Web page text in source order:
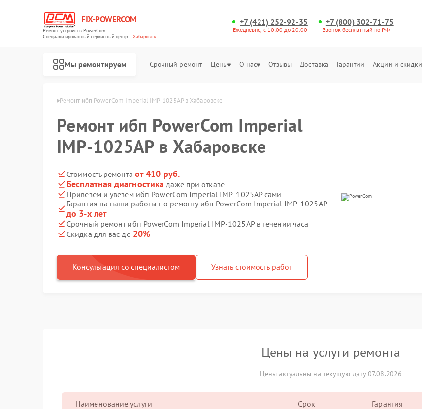
FIX-POWERCOM
Ремонт устройств PowerCom
Специализированный cервисный центр г.Хабаровск
+7 (421) 252-92-35
Ежедневно, с 10:00 до 20:00
+7 (800) 302-71-75
Звонок бесплатный по РФ
Мы ремонтируем Срочный ремонт Цены О нас Отзывы Доставка Гарантии Акции и скидки
Ремонт ибп PowerCom Imperial IMP-1025AP в Хабаровске
Ремонт ибп PowerCom Imperial
IMP-1025AP в Хабаровске
Стоимость ремонта от 410 руб.
Бесплатная диагностика даже при отказе
Привезем и увезем ибп PowerCom Imperial IMP-1025AP сами
Гарантия на наши работы по ремонту ибп PowerCom Imperial IMP-1025AP
до 3-х лет
Срочный ремонт ибп PowerCom Imperial IMP-1025AP в течении часа
Скидка для вас до 20%
Консультация со специалистом Узнать стоимость работ
Цены на услуги ремонта
Цены актуальны на текущую дату 07.08.2026
Наименование услуги Срок Гарантия